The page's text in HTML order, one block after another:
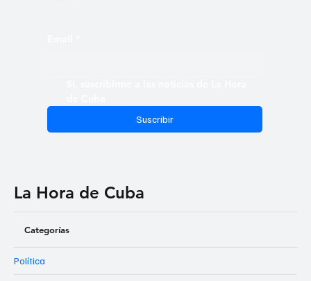
Suscribir
La Hora de Cuba
Categorías
Política